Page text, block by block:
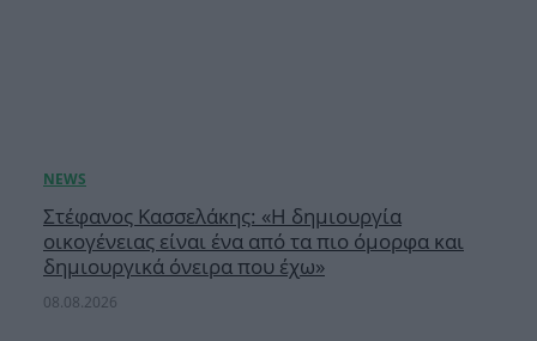
Στέφανος Κασσελάκης: «Η δημιουργία
οικογένειας είναι ένα από τα πιο όμορφα και
δημιουργικά όνειρα που έχω»
08.08.2026